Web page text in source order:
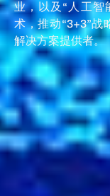
业，以及“人工智
术，推动“3+3”战
解决方案提供者。